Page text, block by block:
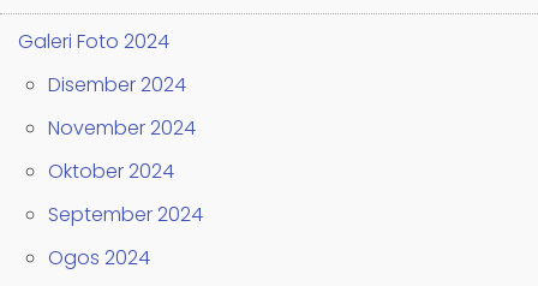
Galeri Foto 2024
Disember 2024
November 2024
Oktober 2024
September 2024
Ogos 2024